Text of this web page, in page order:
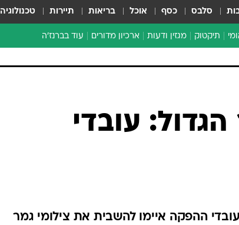
סלבס כסף אוכל בריאות תיירות טכנולוגיה
תיקטוק מגזין ודעות ארכיון מדורים עוד בברנז'ה
עובדי
ההפקה איימו להשבית את צילומי גמר